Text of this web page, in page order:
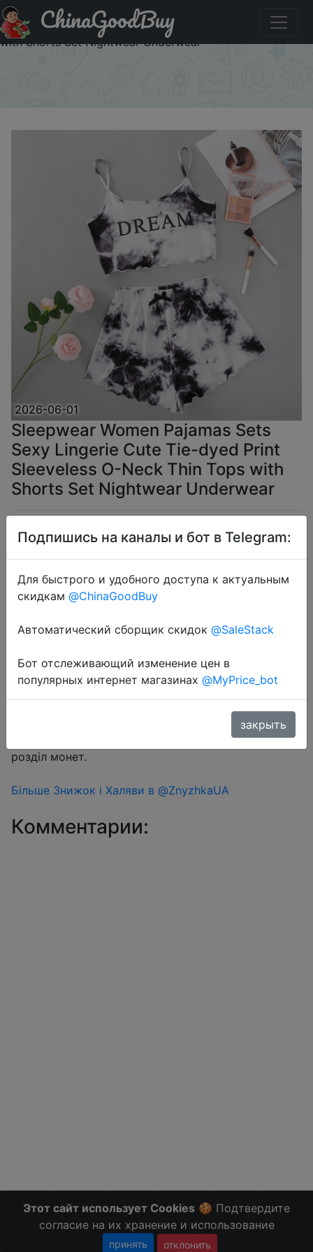
Купить по акции: Sleepwear Women Pajamas Sets Sexy
Lingerie Cute Tie-dyed Print Sleeveless O-Neck Thin Tops
with Shorts Set Nightwear Underwear
ChinaGoodBuy
2026-06-01
Sleepwear Women Pajamas Sets
Sexy Lingerie Cute Tie-dyed Print
Sleeveless O-Neck Thin Tops with
Shorts Set Nightwear Underwear
$3.16
Coins
Перейти в магазин
Знижка монетками 255 Coins у додатку через
розділ монет.
Більше Знижок і Халяви в @ZnyzhkaUA
Комментарии:
Этот сайт использует Cookies 🍪 Подтвердите
согласие на их хранение и использование
принять отклонить
Подпишись на каналы и бот в Telegram:
Для быстрого и удобного доступа к актуальным
скидкам @ChinaGoodBuy
Автоматический сборщик скидок @SaleStack
Бот отслеживающий изменение цен в
популярных интернет магазинах @MyPrice_bot
закрыть